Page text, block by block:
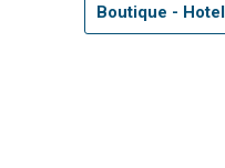
Boutique -